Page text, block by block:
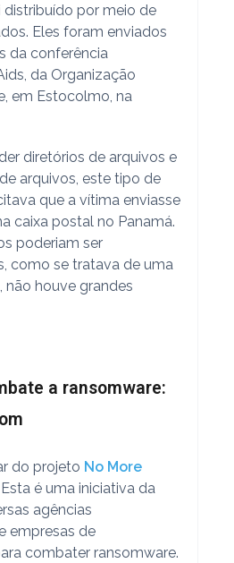
distribuído por meio de
Eles foram enviados
da conferência
da Organização
em Estocolmo, na
diretórios de arquivos e
arquivos, este tipo de
que a vítima enviasse
caixa postal no Panamá.
poderiam ser
como se tratava de uma
não houve grandes
a ransomware:
do projeto No More
é uma iniciativa da
agências
empresas de
combater ransomware.